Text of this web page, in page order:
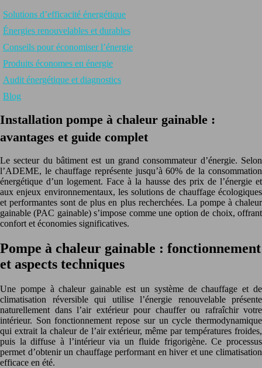
Solutions d’efficacité énergétique
Énergies renouvelables et durables
Conseils pour économiser l’énergie
Produits économes en énergie
Audit énergétique et diagnostics
Blog
Installation pompe à chaleur gainable :
avantages et guide complet
Le secteur du bâtiment est un grand consommateur d’énergie. Selon
l’ADEME, le chauffage représente jusqu’à 60% de la consommation
énergétique d’un logement. Face à la hausse des prix de l’énergie et
aux enjeux environnementaux, les solutions de chauffage écologiques
et performantes sont de plus en plus recherchées. La pompe à chaleur
gainable (PAC gainable) s’impose comme une option de choix, offrant
confort et économies significatives.
Pompe à chaleur gainable : fonctionnement
et aspects techniques
Une pompe à chaleur gainable est un système de chauffage et de
climatisation réversible qui utilise l’énergie renouvelable présente
naturellement dans l’air extérieur pour chauffer ou rafraîchir votre
intérieur. Son fonctionnement repose sur un cycle thermodynamique
qui extrait la chaleur de l’air extérieur, même par températures froides,
puis la diffuse à l’intérieur via un fluide frigorigène. Ce processus
permet d’obtenir un chauffage performant en hiver et une climatisation
efficace en été.